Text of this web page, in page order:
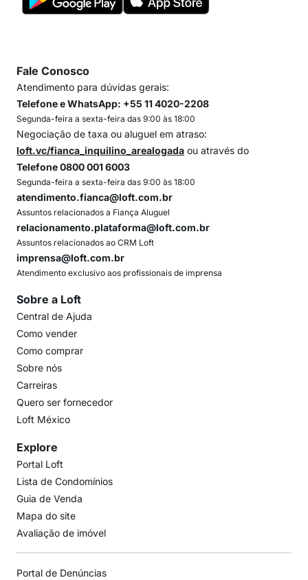
Fale Conosco
Atendimento para dúvidas gerais:
Telefone e WhatsApp: +55 11 4020-2208
Segunda-feira a sexta-feira das 9:00 às 18:00
Negociação de taxa ou aluguel em atraso:
loft.vc/fianca_inquilino_arealogada ou através do
Telefone 0800 001 6003
Segunda-feira a sexta-feira das 9:00 às 18:00
atendimento.fianca@loft.com.br
Assuntos relacionados a Fiança Aluguel
relacionamento.plataforma@loft.com.br
Assuntos relacionados ao CRM Loft
imprensa@loft.com.br
Atendimento exclusivo aos profissionais de imprensa
Sobre a Loft
Central de Ajuda
Como vender
Como comprar
Sobre nós
Carreiras
Quero ser fornecedor
Loft México
Explore
Portal Loft
Lista de Condomínios
Guia de Venda
Mapa do site
Avaliação de imóvel
Portal de Denúncias